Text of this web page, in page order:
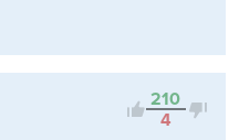
210
4